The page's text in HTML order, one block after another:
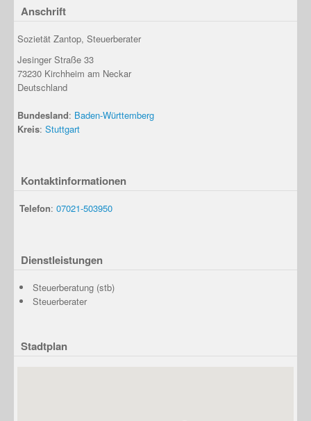
Anschrift
Sozietät Zantop, Steuerberater
Jesinger Straße 33
73230 Kirchheim am Neckar
Deutschland
Bundesland: Baden-Württemberg
Kreis: Stuttgart
Kontaktinformationen
Telefon: 07021-503950
Dienstleistungen
Steuerberatung (stb)
Steuerberater
Stadtplan